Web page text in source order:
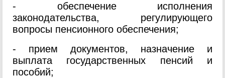
- обеспечение исполнения
законодательства, регулирующего
вопросы пенсионного обеспечения;
- прием документов, назначение и
выплата государственных пенсий и
пособий;